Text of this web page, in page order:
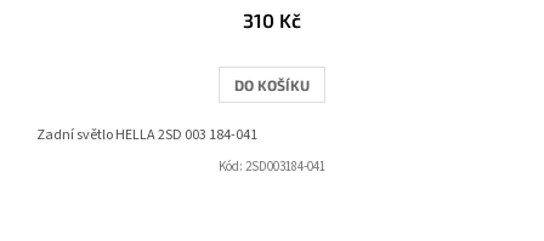
310 Kč
DO KOŠÍKU
Zadní světlo HELLA 2SD 003 184-041
Kód: 2SD003184-041